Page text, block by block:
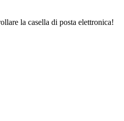
la casella di posta elettronica!